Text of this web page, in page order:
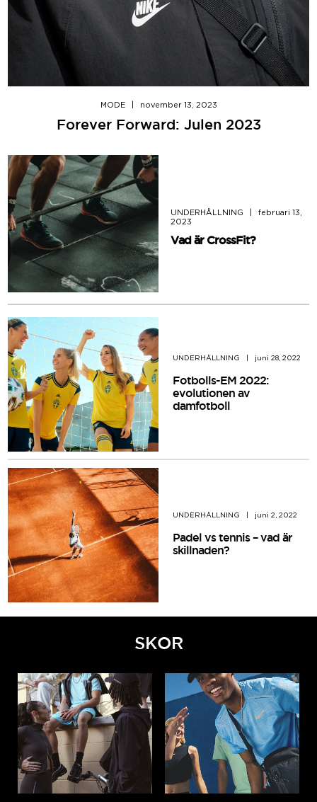
MODE november 13, 2023
Forever Forward: Julen 2023
UNDERHÅLLNING
februari 13,
2023
Vad är CrossFit?
UNDERHÅLLNING juni 28, 2022
Fotbolls-EM 2022:
evolutionen av
damfotboll
UNDERHÅLLNING juni 2, 2022
Padel vs tennis – vad är
skillnaden?
SKOR